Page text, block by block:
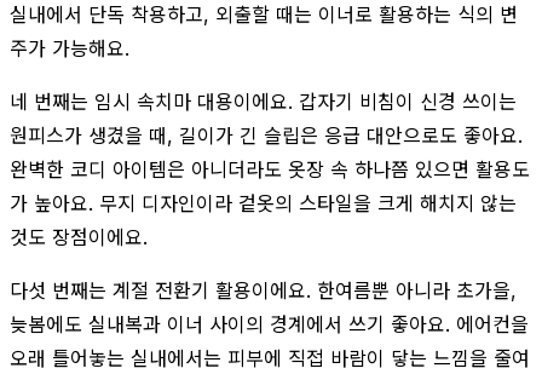
실내에서 단독 착용하고, 외출할 때는 이너로 활용하는 식의 변
주가 가능해요.
네 번째는 임시 속치마 대용이에요. 갑자기 비침이 신경 쓰이는
원피스가 생겼을 때, 길이가 긴 슬립은 응급 대안으로도 좋아요.
완벽한 코디 아이템은 아니더라도 옷장 속 하나쯤 있으면 활용도
가 높아요. 무지 디자인이라 겉옷의 스타일을 크게 해치지 않는
것도 장점이에요.
다섯 번째는 계절 전환기 활용이에요. 한여름뿐 아니라 초가을,
늦봄에도 실내복과 이너 사이의 경계에서 쓰기 좋아요. 에어컨을
오래 틀어놓는 실내에서는 피부에 직접 바람이 닿는 느낌을 줄여